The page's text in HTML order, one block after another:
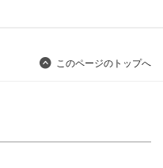
このページのトップへ